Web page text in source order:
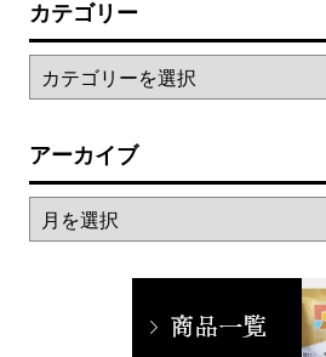
カテゴリー
アーカイブ